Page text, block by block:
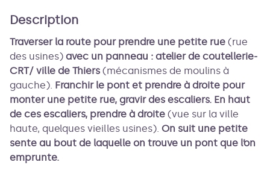
Description
Traverser la route pour prendre une petite rue (rue
des usines) avec un panneau : atelier de coutellerie-
CRT/ ville de Thiers (mécanismes de moulins à
gauche). Franchir le pont et prendre à droite pour
monter une petite rue, gravir des escaliers. En haut
de ces escaliers, prendre à droite (vue sur la ville
haute, quelques vieilles usines). On suit une petite
sente au bout de laquelle on trouve un pont que l’on
emprunte.